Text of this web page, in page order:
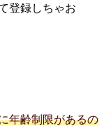
登録しちゃお
年齢制限があるの